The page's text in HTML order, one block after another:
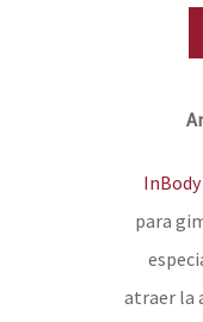
InBody
para
atraer la